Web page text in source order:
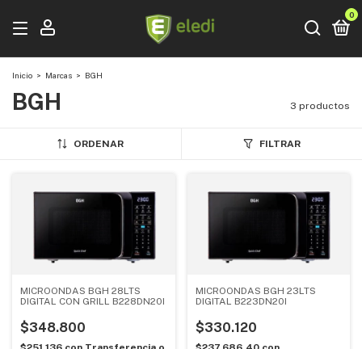
0
Inicio > Marcas > BGH
BGH 3 productos
ORDENAR FILTRAR
MICROONDAS BGH 28LTS
DIGITAL CON GRILL B228DN20I
$348.800
MICROONDAS BGH 23LTS
DIGITAL B223DN20I
$330.120